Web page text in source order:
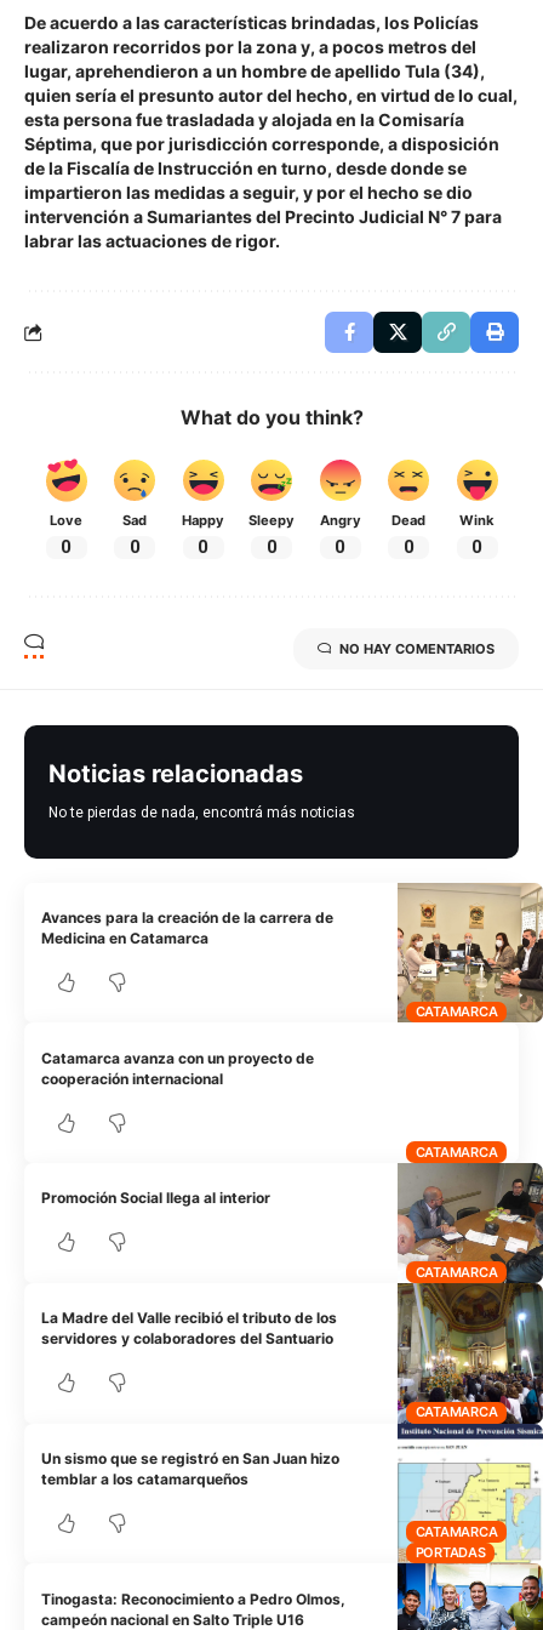
De acuerdo a las características brindadas, los Policías
realizaron recorridos por la zona y, a pocos metros del
lugar, aprehendieron a un hombre de apellido Tula (34),
quien sería el presunto autor del hecho, en virtud de lo cual,
esta persona fue trasladada y alojada en la Comisaría
Séptima, que por jurisdicción corresponde, a disposición
de la Fiscalía de Instrucción en turno, desde donde se
impartieron las medidas a seguir, y por el hecho se dio
intervención a Sumariantes del Precinto Judicial N° 7 para
labrar las actuaciones de rigor.
What do you think?
Love
0
Sad
0
Happy
0
Sleepy
0
Angry
0
Dead
0
Wink
0
NO HAY COMENTARIOS
Noticias relacionadas
No te pierdas de nada, encontrá más noticias
CATAMARCA
Avances para la creación de la carrera de
Medicina en Catamarca
CATAMARCA
Catamarca avanza con un proyecto de
cooperación internacional
CATAMARCA
Promoción Social llega al interior
CATAMARCA
La Madre del Valle recibió el tributo de los
servidores y colaboradores del Santuario
CATAMARCA
PORTADAS
Un sismo que se registró en San Juan hizo
temblar a los catamarqueños
Tinogasta: Reconocimiento a Pedro Olmos,
campeón nacional en Salto Triple U16